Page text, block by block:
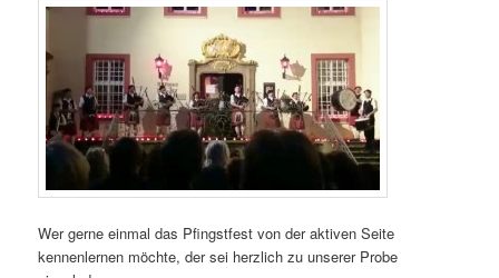
Wer gerne einmal das Pfingstfest von der aktiven Seite
kennenlernen möchte, der sei herzlich zu unserer Probe